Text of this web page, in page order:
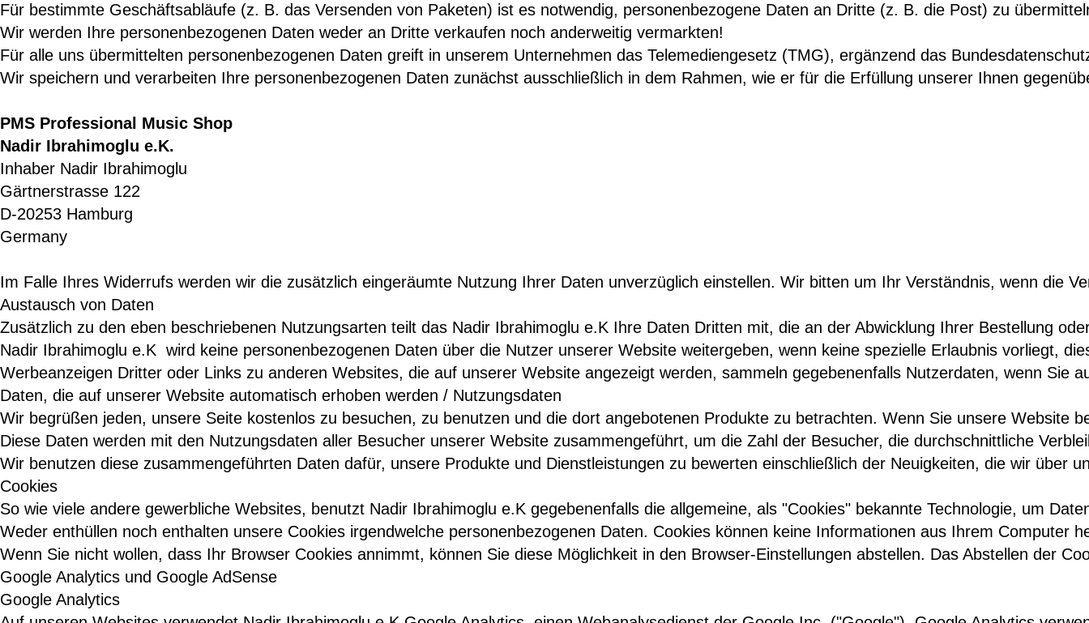
Für bestimmte Geschäftsabläufe (z. B. das Versenden von Paketen) ist es notwendig, personenbezogene Daten an Dritte (z. B. die Post) zu
Wir werden Ihre personenbezogenen Daten weder an Dritte verkaufen noch anderweitig vermarkten!
Für alle uns übermittelten personenbezogenen Daten greift in unserem Unternehmen das Telemediengesetz (TMG), ergänzend das
Wir speichern und verarbeiten Ihre personenbezogenen Daten zunächst ausschließlich in dem Rahmen, wie er für die Erfüllung unserer Ihnen
PMS Professional Music Shop
Nadir Ibrahimoglu e.K.